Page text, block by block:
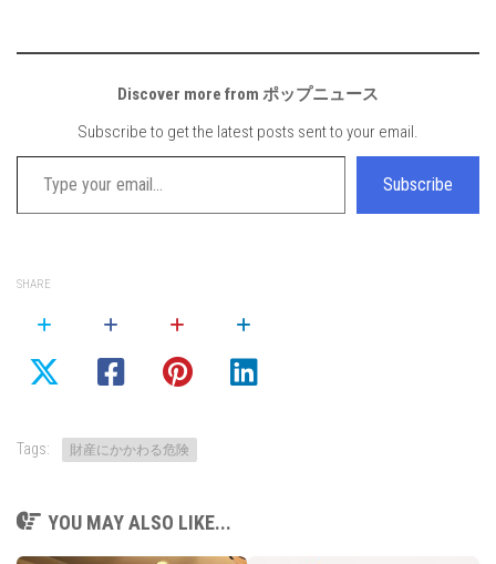
Discover more from ポップニュース
Subscribe to get the latest posts sent to your email.
Type your email…
Subscribe
SHARE
Tags: 財産にかかわる危険
YOU MAY ALSO LIKE...